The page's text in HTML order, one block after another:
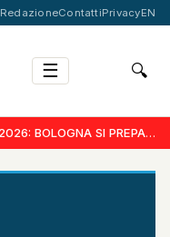
RedazioneContattiPrivacyEN
☰ 🔍
AUTO E MOTO D'EPOCA 2026: BOLOGNA SI PREPARA AD UNA NUOVA EDIZIONE DA PROTAGONISTA IN EUROPA.